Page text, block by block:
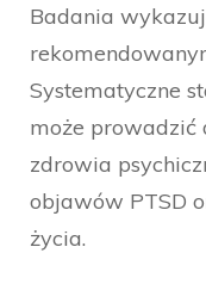
Badania
Systematyczne
może prowadzić
zdrowia
objawów PTSD
życia.